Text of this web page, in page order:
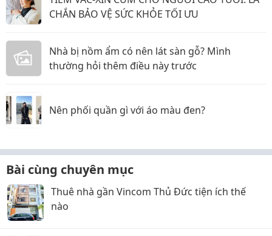
CHẮN BẢO VỆ SỨC KHỎE TỐI ƯU
Nhà bị nồm ẩm có nên lát sàn gỗ? Mình
thường hỏi thêm điều này trước
Nên phối quần gì với áo màu đen?
Bài cùng chuyên mục
Thuê nhà gần Vincom Thủ Đức tiện ích thế
nào